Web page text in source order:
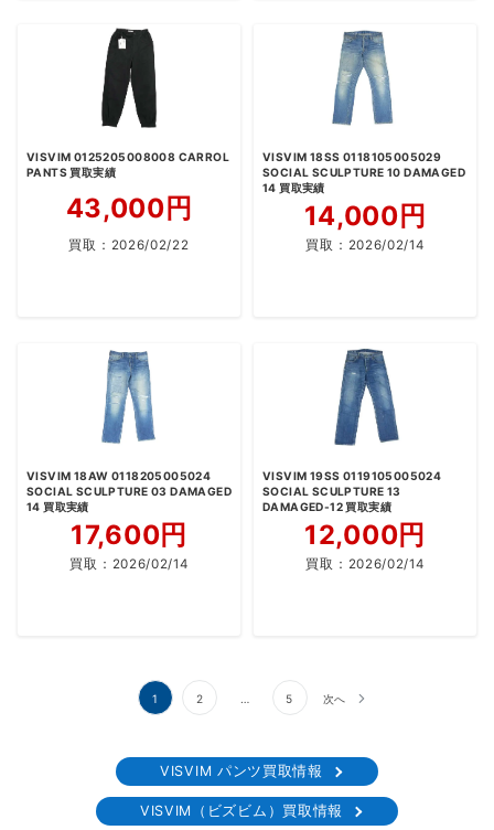
VISVIM 0125205008008 CARROL
PANTS 買取実績
43,000円
買取： 2026/02/22
VISVIM 18SS 0118105005029
SOCIAL SCULPTURE 10 DAMAGED
14 買取実績
14,000円
買取： 2026/02/14
VISVIM 18AW 0118205005024
SOCIAL SCULPTURE 03 DAMAGED
14 買取実績
17,600円
買取： 2026/02/14
VISVIM 19SS 0119105005024
SOCIAL SCULPTURE 13
DAMAGED-12 買取実績
12,000円
買取： 2026/02/14
1 2 5 次へ
VISVIM パンツ買取情報
VISVIM（ビズビム）買取情報